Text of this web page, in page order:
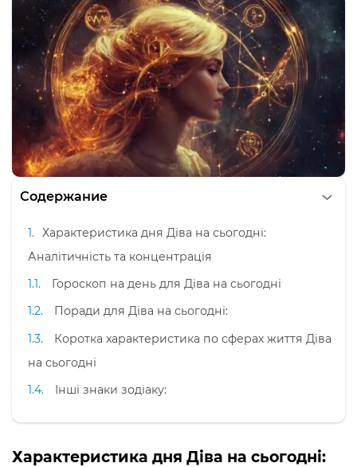
Содержание
Характеристика дня Діва на сьогодні:
Аналітичність та концентрація
Гороскоп на день для Діва на сьогодні
Поради для Діва на сьогодні:
Коротка характеристика по сферах життя Діва
на сьогодні
Інші знаки зодіаку:
Характеристика дня Діва на сьогодні: